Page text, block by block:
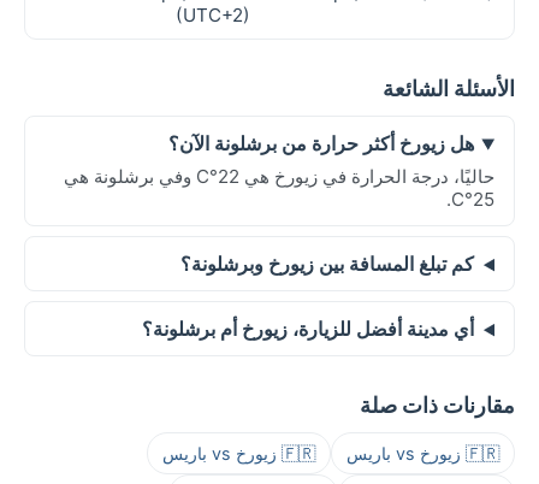
(UTC+2)
الأسئلة الشائعة
هل زيورخ أكثر حرارة من برشلونة الآن؟
حاليًا، درجة الحرارة في زيورخ هي 22°C وفي برشلونة هي
25°C.
كم تبلغ المسافة بين زيورخ وبرشلونة؟
أي مدينة أفضل للزيارة، زيورخ أم برشلونة؟
مقارنات ذات صلة
🇫🇷 زيورخ vs باريس 🇫🇷 زيورخ vs باريس